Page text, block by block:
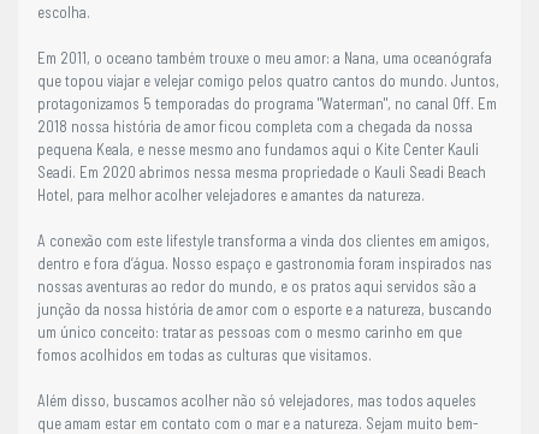
escolha.
Em 2011, o oceano também trouxe o meu amor: a Nana, uma oceanógrafa
que topou viajar e velejar comigo pelos quatro cantos do mundo. Juntos,
protagonizamos 5 temporadas do programa "Waterman", no canal Off. Em
2018 nossa história de amor ficou completa com a chegada da nossa
pequena Keala, e nesse mesmo ano fundamos aqui o Kite Center Kauli
Seadi. Em 2020 abrimos nessa mesma propriedade o Kauli Seadi Beach
Hotel, para melhor acolher velejadores e amantes da natureza.
A conexão com este lifestyle transforma a vinda dos clientes em amigos,
dentro e fora d’água. Nosso espaço e gastronomia foram inspirados nas
nossas aventuras ao redor do mundo, e os pratos aqui servidos são a
junção da nossa história de amor com o esporte e a natureza, buscando
um único conceito: tratar as pessoas com o mesmo carinho em que
fomos acolhidos em todas as culturas que visitamos.
Além disso, buscamos acolher não só velejadores, mas todos aqueles
que amam estar em contato com o mar e a natureza. Sejam muito bem-